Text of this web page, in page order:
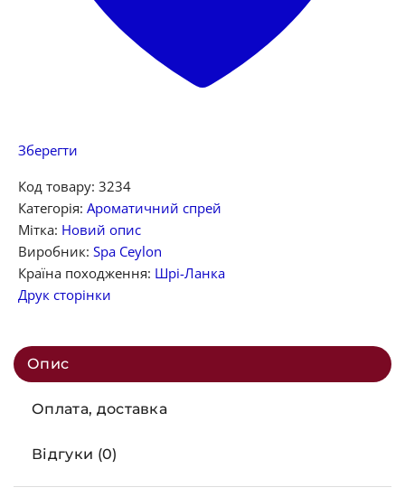
Зберегти
Код товару: 3234
Категорія: Ароматичний спрей
Мітка: Новий опис
Виробник: Spa Ceylon
Країна походження: Шрі-Ланка
Друк сторінки
Опис
Оплата, доставка
Відгуки (0)